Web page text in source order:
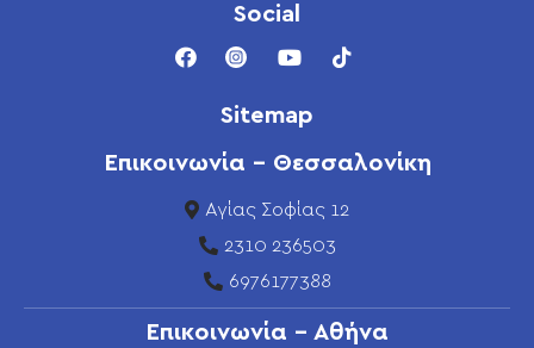
Social
Sitemap
Επικοινωνία - Θεσσαλονίκη
Αγίας Σοφίας 12
2310 236503
6976177388
Επικοινωνία - Αθήνα